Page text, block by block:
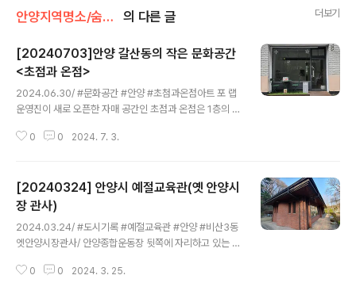
안양지역명소/숨은공간 의 다른 글 더보기
[20240703]안양 갈산동의 작은 문화공간
<초점과 온점>
2024.06.30/ #문화공간 #안양 #초첨과온점아트 포 랩
운영진이 새로 오픈한 자매 공간인 초점과 온점은 1층의 창
술을 향유하는 풍경을 선사하고자 만들어진 신생 프로젝트
주소:안양 동안구 갈산로86번길 391층 101호 (호계동 10
81-1)전화: 010-4113-2046
0 0 2024. 7. 3.
[20240324] 안양시 예절교육관(옛 안양시
장 관사)
2024.03.24/ #도시기록 #예절교육관 #안양 #비산3동
엣안양시장관사/ 안양종합운동장 뒷쪽에 자리하고 있는 안
여 2000년 안양시민에게 개방한곳으로 봄에는 은빛 벚꽃
0 0 2024. 3. 25.